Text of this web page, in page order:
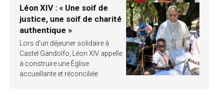
Léon XIV : « Une soif de
justice, une soif de charité
authentique »
Lors d’un déjeuner solidaire à
Castel Gandolfo, Léon XIV appelle
à construire une Église
accueillante et réconciliée